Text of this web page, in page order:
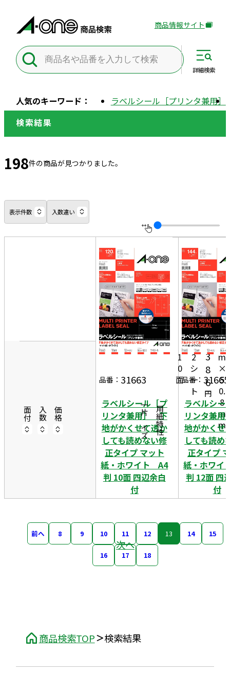
外
サ
別
す
商品情報サイト
人気のキーワード： ラベルシール［プリンタ兼用］
詳細検索
商品検索TOP 検索結果
検索結果
198件の商品が見つかりました。
表示件数 入数違い
面付 入数 価格 一片サイズ用紙特性
品番： 31663
ラベルシール［プ
リンタ兼用］ 下
地がかくせて透か
しても読めない修
正タイプ マット
紙・ホワイト A4
判 10面 四辺余白
付
1
0
面
1
2
シ
ー
ト
1,
3
8
6
円
8
6.
4
m
m
×
5
0.
8
m
m
品番： 31665
ラベルシー
リンタ兼
地がかくせ
しても読め
正タイプ
紙・ホワ
判 12面 四
付
前へ 8 9 10 11 12 13 14 15
16 17 18
次へ